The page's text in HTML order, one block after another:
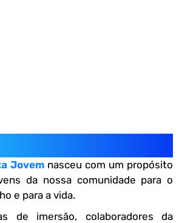
Jovem nasceu com um propósito
da nossa comunidade para o
e para a vida.
de imersão, colaboradores da